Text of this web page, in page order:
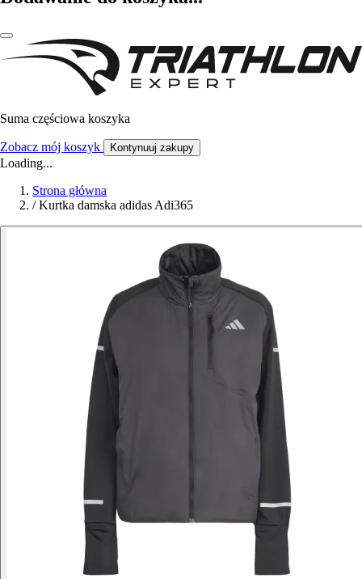
Suma częściowa koszyka
Zobacz mój koszyk Kontynuuj zakupy
Loading...
Strona główna
/ Kurtka damska adidas Adi365